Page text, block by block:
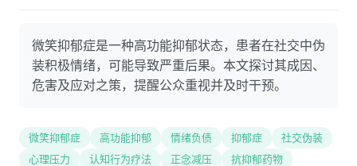
微笑抑郁症是一种高功能抑郁状态，患者在社交中伪
装积极情绪，可能导致严重后果。本文探讨其成因、
危害及应对之策，提醒公众重视并及时干预。
微笑抑郁症 高功能抑郁 情绪负债 抑郁症
社交伪装
心理压力
认知行为疗法 正念减压
抗抑郁药物